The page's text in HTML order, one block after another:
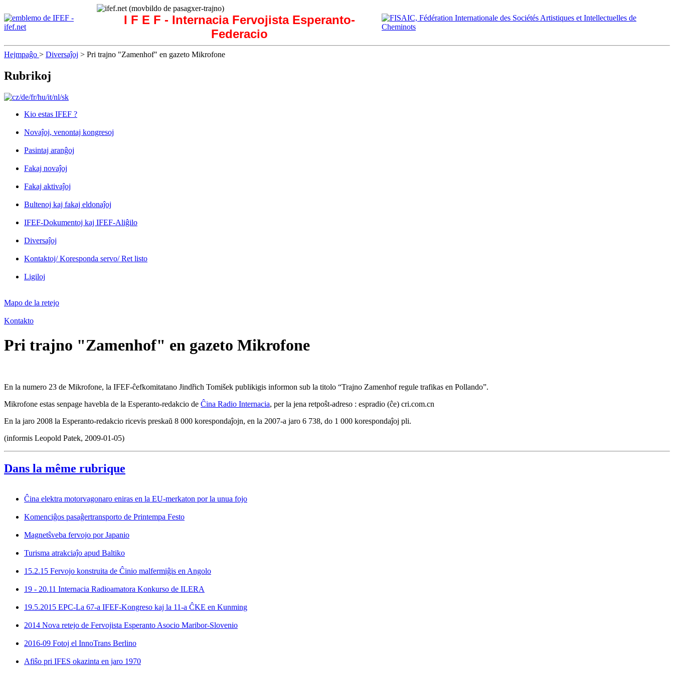
I F E F - Internacia Fervojista Esperanto-
Federacio
Hejmpaĝo > Diversaĵoj > Pri trajno "Zamenhof" en gazeto Mikrofone
Rubrikoj
Kio estas IFEF ?
Novaĵoj, venontaj kongresoj
Pasintaj aranĝoj
Fakaj novaĵoj
Fakaj aktivaĵoj
Bultenoj kaj fakaj eldonaĵoj
IFEF-Dokumentoj kaj IFEF-Aliĝilo
Diversaĵoj
Kontaktoj/ Koresponda servo/ Ret listo
Ligiloj
Mapo de la retejo
Kontakto
Pri trajno "Zamenhof" en gazeto Mikrofone
En la numero 23 de Mikrofone, la IFEF-ĉefkomitatano Jindřich Tomišek publikigis informon sub la titolo “Trajno Zamenhof regule trafikas en Pollando”.
Mikrofone estas senpage havebla de la Esperanto-redakcio de Ĉina Radio Internacia, per la jena retpoŝt-adreso : espradio (ĉe) cri.com.cn
En la jaro 2008 la Esperanto-redakcio ricevis preskaŭ 8 000 korespondaĵojn, en la 2007-a jaro 6 738, do 1 000 korespondaĵoj pli.
(informis Leopold Patek, 2009-01-05)
Dans la même rubrique
Ĉina elektra motorvagonaro eniras en la EU-merkaton por la unua fojo
Komenciĝos pasaĝertransporto de Printempa Festo
Magnetŝveba fervojo por Japanio
Turisma atrakciaĵo apud Baltiko
15.2.15 Fervojo konstruita de Ĉinio malfermiĝis en Angolo
19 - 20.11 Internacia Radioamatora Konkurso de ILERA
19.5.2015 EPC-La 67-a IFEF-Kongreso kaj la 11-a ĈKE en Kunming
2014 Nova retejo de Fervojista Esperanto Asocio Maribor-Slovenio
2016-09 Fotoj el InnoTrans Berlino
Afiŝo pri IFES okazinta en jaro 1970